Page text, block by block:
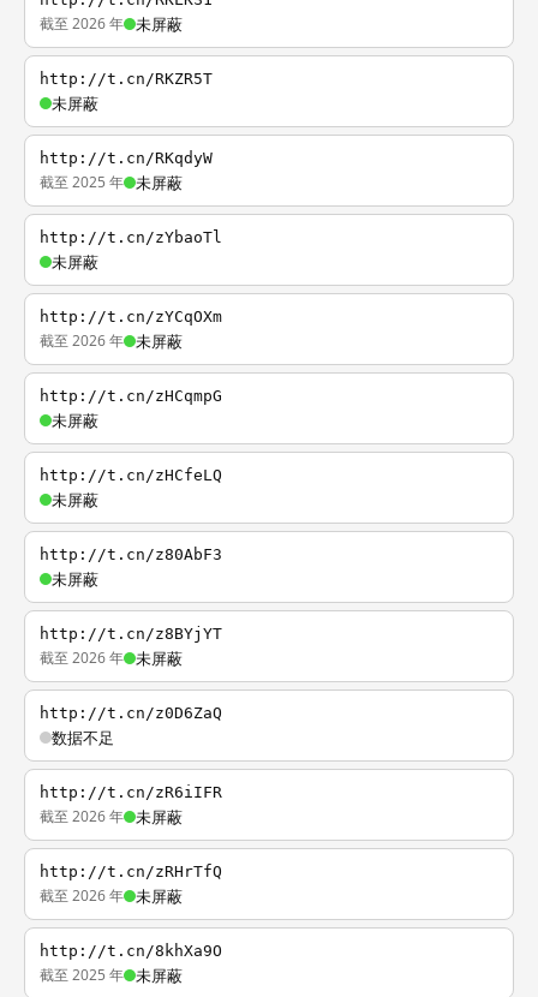
截至 2026 年 未屏蔽
http://t.cn/RKZR5T
未屏蔽
http://t.cn/RKqdyW
截至 2025 年 未屏蔽
http://t.cn/zYbaoTl
未屏蔽
http://t.cn/zYCqOXm
截至 2026 年 未屏蔽
http://t.cn/zHCqmpG
未屏蔽
http://t.cn/zHCfeLQ
未屏蔽
http://t.cn/z80AbF3
未屏蔽
http://t.cn/z8BYjYT
截至 2026 年 未屏蔽
http://t.cn/z0D6ZaQ
数据不足
http://t.cn/zR6iIFR
截至 2026 年 未屏蔽
http://t.cn/zRHrTfQ
截至 2026 年 未屏蔽
http://t.cn/8khXa9O
截至 2025 年 未屏蔽